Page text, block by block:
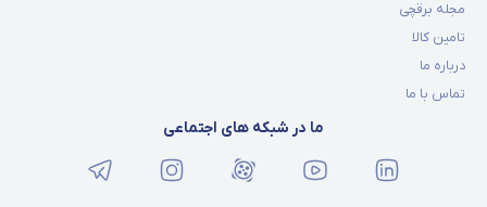
مجله برقچی
تامین کالا
درباره ما
تماس با ما
ما در شبکه های اجتماعی